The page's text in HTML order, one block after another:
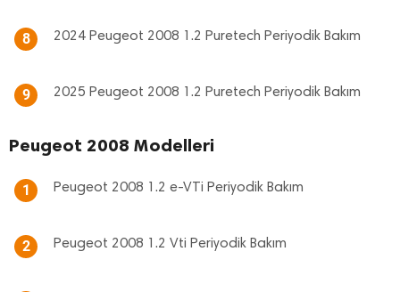
8 2024 Peugeot 2008 1.2 Puretech Periyodik Bakım
9 2025 Peugeot 2008 1.2 Puretech Periyodik Bakım
Peugeot 2008 Modelleri
1 Peugeot 2008 1.2 e-VTi Periyodik Bakım
2 Peugeot 2008 1.2 Vti Periyodik Bakım